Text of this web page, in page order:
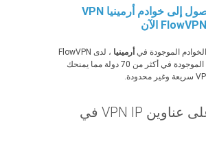
يمكنك الوصول إلى خوادم أرمينيا VPN
الموجودة في أرمينيا
، لدى FlowVPN
مئات الخوادم الموجودة في أكثر من 70 دولة مما يمنحك
احصل على عناوين VPN IP في